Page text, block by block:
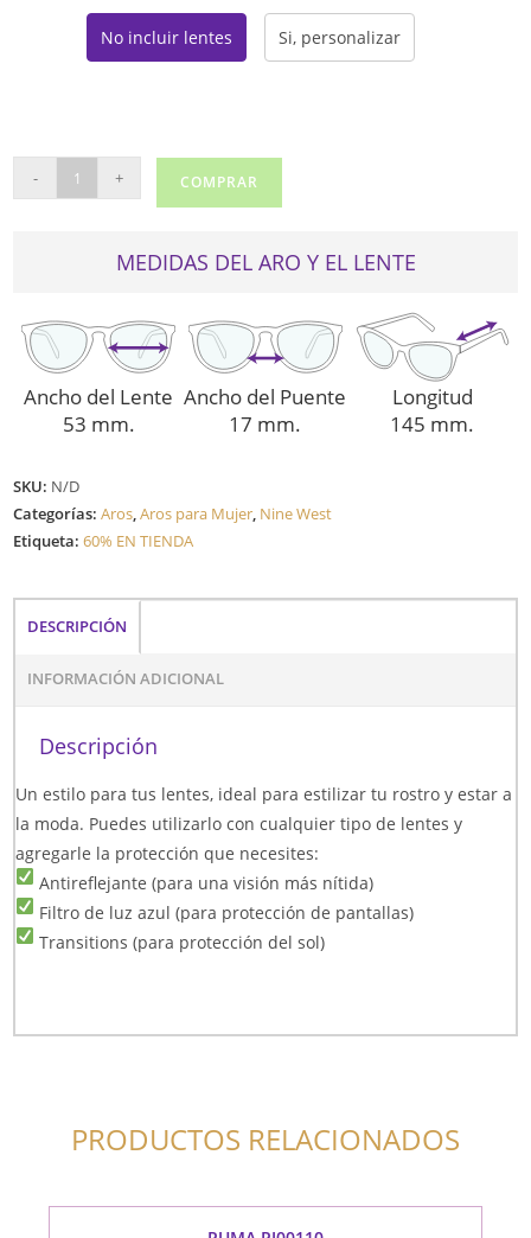
No incluir lentes Si, personalizar
WEST
- + COMPRAR
MEDIDAS DEL ARO Y EL LENTE
Ancho del Lente
53 mm.
Ancho del Puente
17 mm.
Longitud
145 mm.
SKU: N/D
Categorías:Aros,Aros para Mujer, Nine West
Etiqueta:60% EN TIENDA
DESCRIPCIÓN
INFORMACIÓN ADICIONAL
Descripción
Un estilo para tus lentes, ideal para estilizar tu rostro y estar a
la moda. Puedes utilizarlo con cualquier tipo de lentes y
agregarle la protección que necesites:
Antireflejante (para una visión más nítida)
Filtro de luz azul (para protección de pantallas)
Transitions (para protección del sol)
PRODUCTOS RELACIONADOS